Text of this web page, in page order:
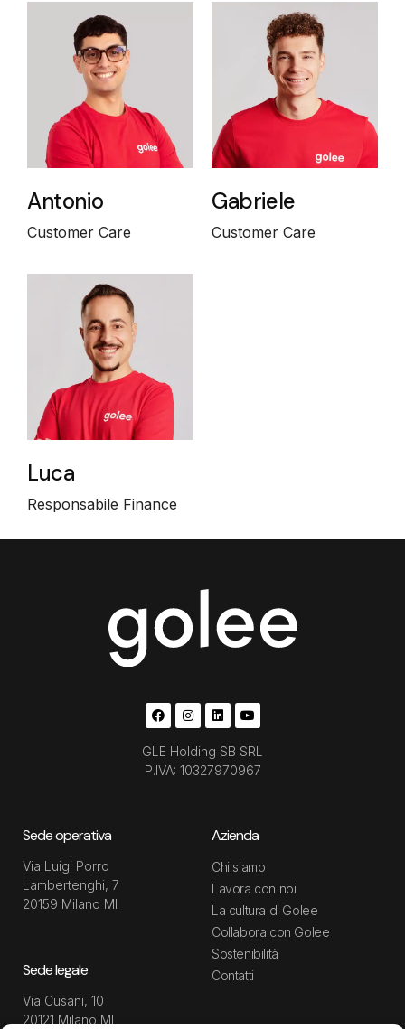
Antonio
Customer Care
Gabriele
Customer Care
Luca
Responsabile Finance
GLE Holding SB SRL
P.IVA: 10327970967
Sede operativa
Via Luigi Porro
Lambertenghi, 7
20159 Milano MI
Sede legale
Via Cusani, 10
20121 Milano MI
Azienda
Chi siamo
Lavora con noi
La cultura di Golee
Collabora con Golee
Sostenibilità
Contatti